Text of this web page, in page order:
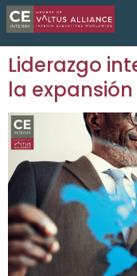
Liderazgo
la